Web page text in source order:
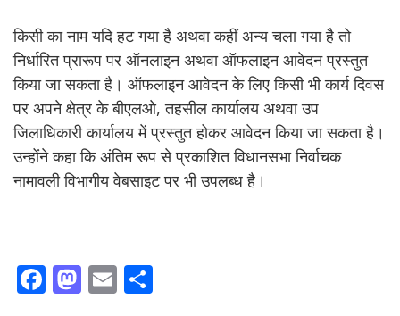
किसी का नाम यदि हट गया है अथवा कहीं अन्य चला गया है तो
निर्धारित प्रारूप पर ऑनलाइन अथवा ऑफलाइन आवेदन प्रस्तुत
किया जा सकता है। ऑफलाइन आवेदन के लिए किसी भी कार्य दिवस
पर अपने क्षेत्र के बीएलओ, तहसील कार्यालय अथवा उप
जिलाधिकारी कार्यालय में प्रस्तुत होकर आवेदन किया जा सकता है।
उन्होंने कहा कि अंतिम रूप से प्रकाशित विधानसभा निर्वाचक
नामावली विभागीय वेबसाइट पर भी उपलब्ध है।
F M E